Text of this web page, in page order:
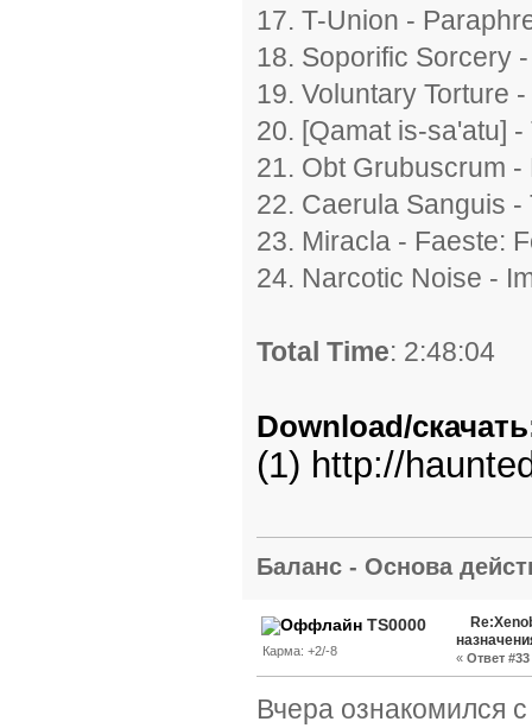
17. T-Union -
18. Soporific Sorcery
19. Voluntary Torture
20. [Qamat is-sa'atu]
21. Obt Grubuscrum
22. Caerula Sanguis
23. Miracla - Faeste:
24. Narcotic Noise -
Total Time: 2:48:04
Download/
(1) http://
Баланс - Основа
TS0000
Карма: +2/-8 « Ответ
Вчера ознакомился